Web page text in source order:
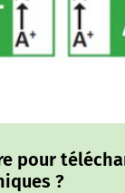
pour
?